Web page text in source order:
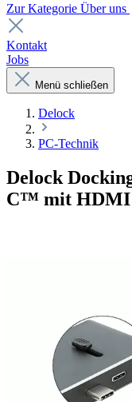
Zur Kategorie Über uns
Kontakt
Jobs
Menü schließen
Delock
PC-Technik
Delock
C™ mit HDMI